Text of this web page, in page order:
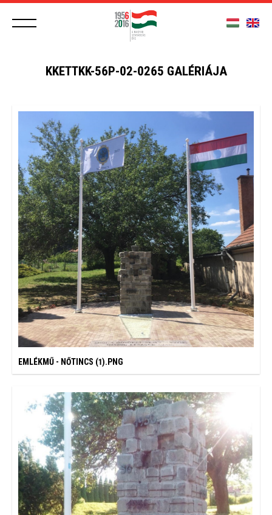
KKETTKK-56P-02-0265 GALÉRIÁJA
EMLÉKMŰ - NŐTINCS (1).PNG